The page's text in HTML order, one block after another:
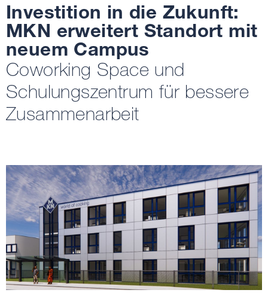
Investition in die Zukunft:
MKN erweitert Standort mit
neuem Campus
Coworking Space und
Schulungszentrum für bessere
Zusammenarbeit